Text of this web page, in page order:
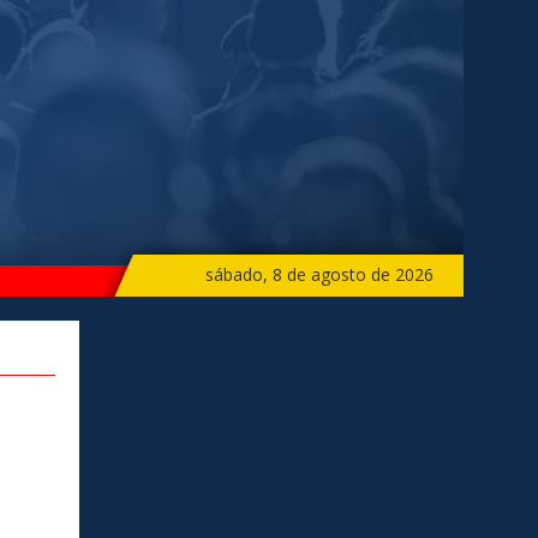
sábado, 8 de agosto de 2026